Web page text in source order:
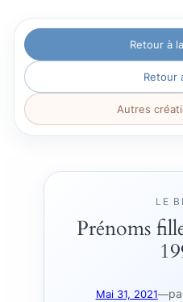
Aller
contenu
Retour à
Retour
Autres
LE
Prénoms
Mai 31, 2021—